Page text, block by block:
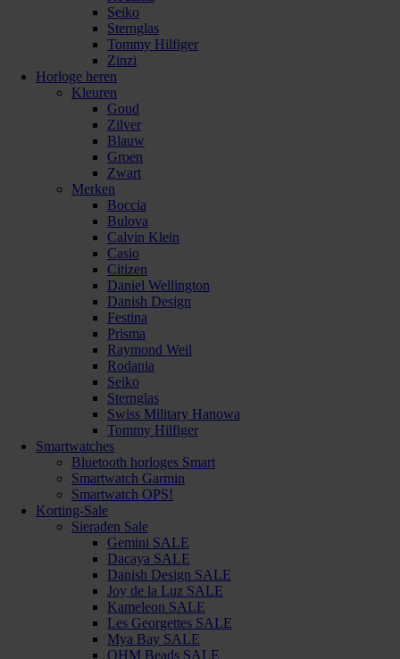
Seiko
Sternglas
Tommy Hilfiger
Zinzi
Horloge heren
Kleuren
Goud
Zilver
Blauw
Groen
Zwart
Merken
Boccia
Bulova
Calvin Klein
Casio
Citizen
Daniel Wellington
Danish Design
Festina
Prisma
Raymond Weil
Rodania
Seiko
Sternglas
Swiss Military Hanowa
Tommy Hilfiger
Smartwatches
Bluetooth horloges Smart
Smartwatch Garmin
Smartwatch OPS!
Korting-Sale
Sieraden Sale
Gemini SALE
Dacaya SALE
Danish Design SALE
Joy de la Luz SALE
Kameleon SALE
Les Georgettes SALE
Mya Bay SALE
OHM Beads SALE